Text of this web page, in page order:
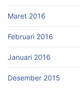
Maret 2016
Februari 2016
Januari 2016
Desember 2015